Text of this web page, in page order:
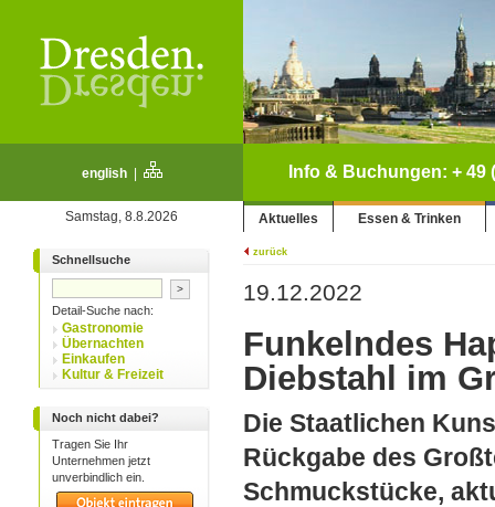
english| Info & Buchungen: + 49
Samstag, 8.8.2026 Aktuelles Essen & Trinken
Schnellsuche
Detail-Suche nach:
Gastronomie
Übernachten
Einkaufen
Kultur & Freizeit
Noch nicht dabei?
Tragen Sie Ihr
Unternehmen jetzt
unverbindlich ein.
zurück
19.12.2022
Funkelndes
Diebstahl im
Die Staatlichen
Rückgabe des
Schmuckstücke,